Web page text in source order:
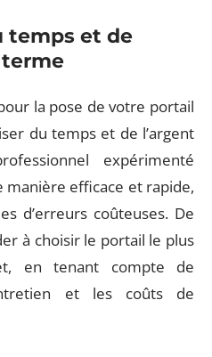
temps et de
terme
la pose de votre portail
du temps et de l’argent
expérimenté
manière efficace et rapide,
d’erreurs coûteuses. De
à choisir le portail le plus
en tenant compte de
et les coûts de